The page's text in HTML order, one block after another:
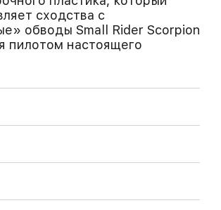
сходства с
обводы Small Rider Scorpion
пилотом настоящего